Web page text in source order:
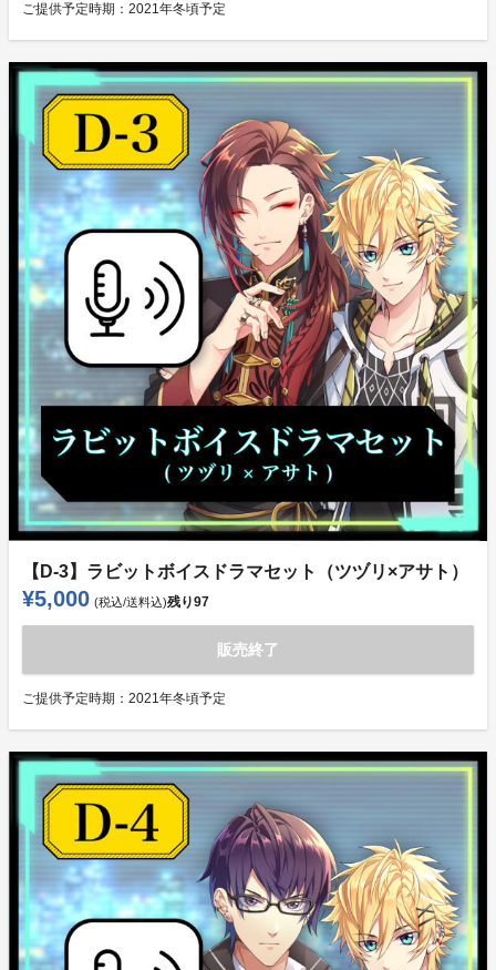
ご提供予定時期： 2021年冬頃予定
【D-3】ラビットボイスドラマセット（ツヅリ×アサト）
¥5,000 (税込/送料込)残り97
販売終了
ご提供予定時期： 2021年冬頃予定